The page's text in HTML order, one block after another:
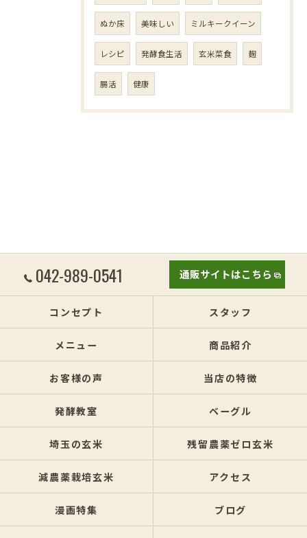
ぬか床 美味しい ミルキークイーン
レシピ 発酵食生活 玄米菜食 麹
腸活 健康
042-989-0541 通販サイトはこちら
コンセプト スタッフ
メニュー 商品紹介
お客様の声 当店の特徴
発酵教室 ベーグル
埼玉の玄米 残留農薬ゼロ玄米
減農薬栽培玄米 アクセス
漫画特集 ブログ